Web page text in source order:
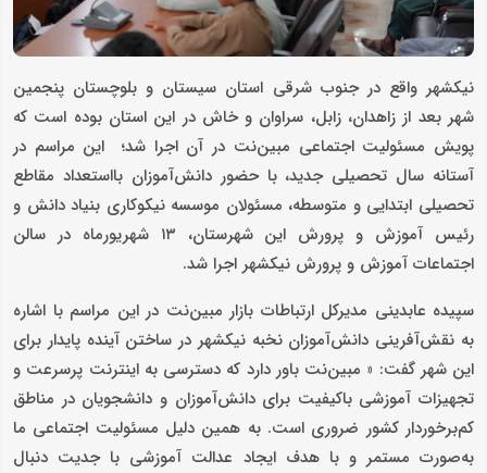
نیکشهر واقع در جنوب شرقی استان سیستان و بلوچستان پنجمین
شهر بعد از زاهدان، زابل، سراوان و خاش در این استان بوده است که
پویش مسئولیت اجتماعی مبین‌نت در آن اجرا شد؛ این مراسم در
آستانه سال تحصیلی جدید، با حضور دانش‌آموزان بااستعداد مقاطع
تحصیلی ابتدایی و متوسطه، مسئولان موسسه نیکوکاری بنیاد دانش و
رئیس آموزش و پرورش این شهرستان، ۱۳ شهریورماه در سالن
اجتماعات آموزش و پرورش نیکشهر اجرا شد.
سپیده عابدینی مدیرکل ارتباطات بازار مبین‌نت در این مراسم با اشاره
به نقش‌آفرینی دانش‌آموزان نخبه نیکشهر در ساختن آینده پایدار برای
این شهر گفت: « مبین‌نت باور دارد که دسترسی به اینترنت پرسرعت و
تجهیزات آموزشی باکیفیت برای دانش‌آموزان و دانشجویان در مناطق
کم‌برخوردار کشور ضروری است. به همین دلیل مسئولیت اجتماعی ما
به‌صورت مستمر و با هدف ایجاد عدالت آموزشی با جدیت دنبال